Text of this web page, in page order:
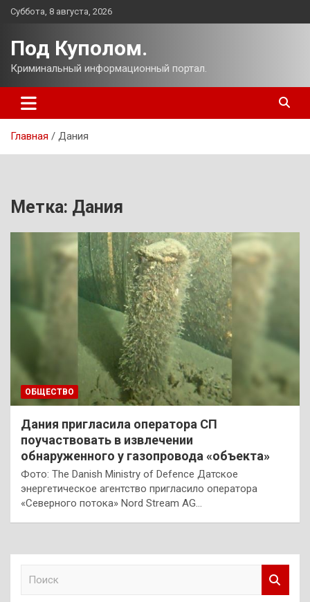
Перейти
Суббота, 8 августа, 2026
Под Куполом.
Криминальный информационный портал.
Главная Дания
Метка: Дания
ОБЩЕСТВО
Дания пригласила оператора СП
поучаствовать в извлечении
обнаруженного у газопровода «объекта»
Фото: The Danish Ministry of Defence Датское
энергетическое агентство пригласило оператора
«Северного потока» Nord Stream AG…